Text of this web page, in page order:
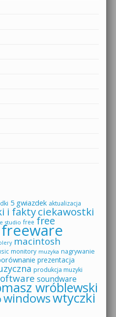
5 gwiazdek aktualizacja
i faktyciekawostki
studio free free
freeware
macintosh
monitory muzyka nagrywanie
prezentacja
produkcja muzyki
soundware
wróblewski
windowswtyczki